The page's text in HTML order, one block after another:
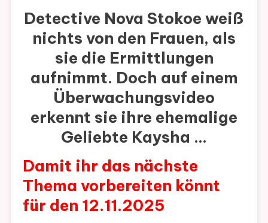
Detective Nova Stokoe weiß
nichts von den Frauen, als
sie die Ermittlungen
aufnimmt. Doch auf einem
Überwachungsvideo
erkennt sie ihre ehemalige
Geliebte Kaysha …
Damit ihr das nächste
Thema vorbereiten könnt
für den 12.11.2025